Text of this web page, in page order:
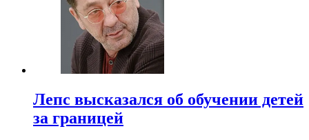
Лепс высказался об обучении детей
за границей